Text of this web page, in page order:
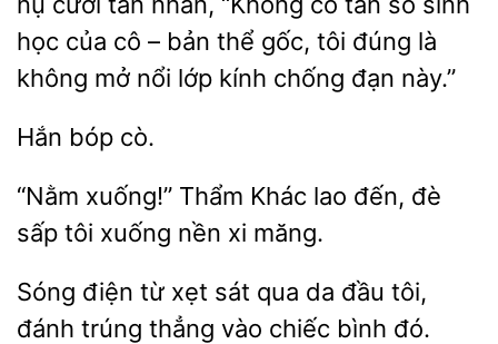
học của cô – bản thể gốc, tôi đúng là
không mở
lớp kính chống đạn này.”
“Nằm xuống!” Khác
đến, đè
sấp tôi xuống
xi măng.
Sóng điện từ xẹt
qua da đầu tôi,
trúng thẳng vào chiếc bình